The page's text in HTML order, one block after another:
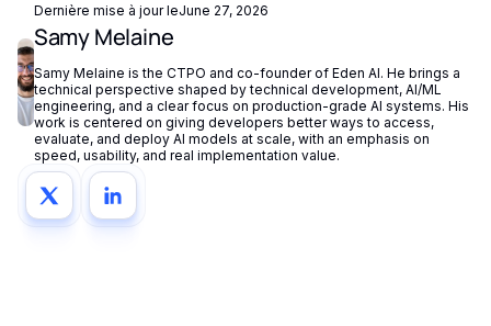
the
category/feature/provider
capabilities include OCR, translation, text-to-
speech, speech-to-text, image generation, and
video analysis.
Dernière mise à jour leJune 27, 2026
Samy Melaine
Samy Melaine is the CTPO and co-founder of Eden AI. He brings a
technical perspective shaped by technical development, AI/ML
engineering, and a clear focus on production-grade AI systems. His
work is centered on giving developers better ways to access,
evaluate, and deploy AI models at scale, with an emphasis on
speed, usability, and real implementation value.